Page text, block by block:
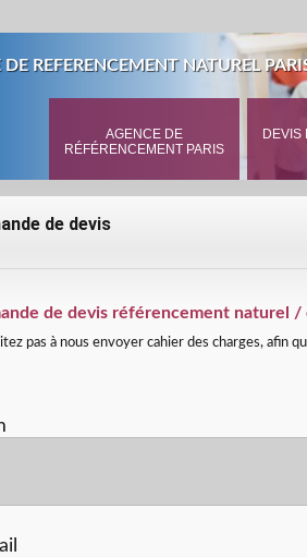
DE REFERENCEMENT NATUREL
AGENCE DE
RÉFÉRENCEMENT PARIS
DEVIS
de devis
de devis référencement naturel
pas à nous envoyer cahier des charges, afin